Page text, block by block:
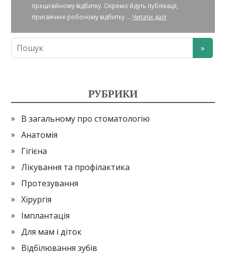
прецизійному відбитку. Окремо йдуть публікації,
присвячені робочому відбитку ... Читати далі
РУБРИКИ
В загальному про стоматологію
Анатомія
Гігієна
Лікування та профілактика
Протезування
Хірургія
Імплантація
Для мам і діток
Відбілювання зубів